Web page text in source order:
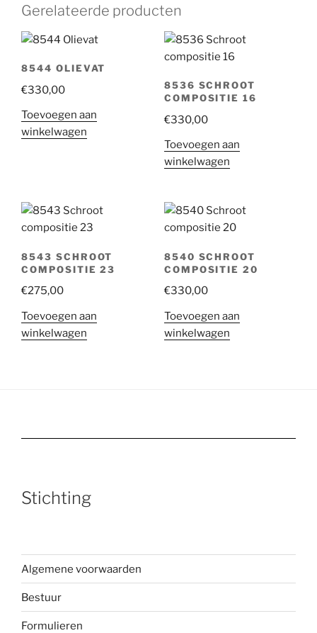
Gerelateerde producten
8544 OLIEVAT
€330,00
Toevoegen aan
winkelwagen
8536 SCHROOT
COMPOSITIE 16
€330,00
Toevoegen aan
winkelwagen
8543 SCHROOT
COMPOSITIE 23
€275,00
Toevoegen aan
winkelwagen
8540 SCHROOT
COMPOSITIE 20
€330,00
Toevoegen aan
winkelwagen
Stichting
Algemene voorwaarden
Bestuur
Formulieren